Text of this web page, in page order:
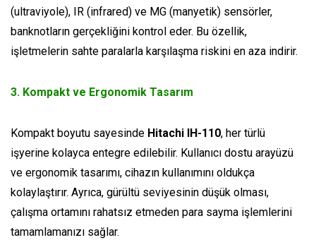
(ultraviyole), IR (infrared) ve MG (manyetik) sensörler,
banknotların gerçekliğini kontrol eder. Bu özellik,
işletmelerin sahte paralarla karşılaşma riskini en aza indirir.
3. Kompakt ve Ergonomik Tasarım
Kompakt boyutu sayesinde Hitachi IH-110, her türlü
işyerine kolayca entegre edilebilir. Kullanıcı dostu arayüzü
ve ergonomik tasarımı, cihazın kullanımını oldukça
kolaylaştırır. Ayrıca, gürültü seviyesinin düşük olması,
çalışma ortamını rahatsız etmeden para sayma işlemlerini
tamamlamanızı sağlar.